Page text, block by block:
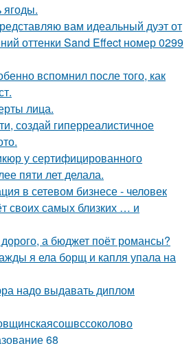
ягоды.
вам идеальный дуэт от
оттенки Sand Effect номер 0299
вспомнил после того, как
лица.
создай гиперреалистичное
у сертифицированного
пяти лет делала.
в сетевом бизнесе - человек
своих самых близких … и
а бюджет поёт романсы?
я ела борщ и капля упала на
надо выдавать диплом
68